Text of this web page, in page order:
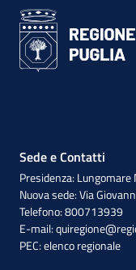
Sede e Contatti
Presidenza:
Nuova sede: Via
Telefono: 800713939
E-mail:
PEC:elenco regionale